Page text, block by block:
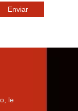
Enviar
le